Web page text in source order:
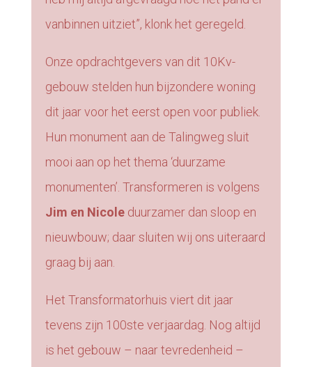
vanbinnen uitziet”, klonk het geregeld.
Onze opdrachtgevers van dit 10Kv-
gebouw stelden hun bijzondere woning
dit jaar voor het eerst open voor publiek.
Hun monument aan de Talingweg sluit
mooi aan op het thema ‘duurzame
monumenten’. Transformeren is volgens
Jim en Nicoleduurzamer dan sloop en
nieuwbouw; daar sluiten wij ons uiteraard
graag bij aan.
Het Transformatorhuis viert dit jaar
tevens zijn 100ste verjaardag. Nog altijd
is het gebouw – naar tevredenheid –